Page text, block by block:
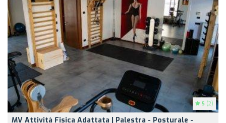
5 (2)
MV Attività Fisica Adattata | Palestra - Posturale -